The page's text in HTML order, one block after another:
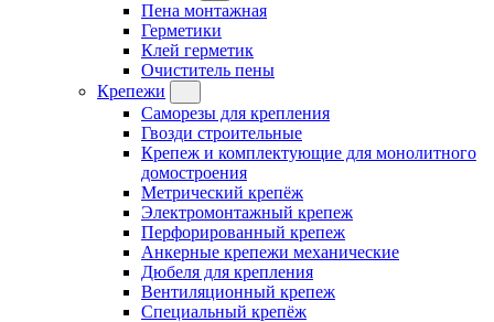
Пена монтажная
Герметики
Клей герметик
Очиститель пены
Крепежи
Саморезы для крепления
Гвозди строительные
Крепеж и комплектующие для монолитного
домостроения
Метрический крепёж
Электромонтажный крепеж
Перфорированный крепеж
Анкерные крепежи механические
Дюбеля для крепления
Вентиляционный крепеж
Специальный крепёж